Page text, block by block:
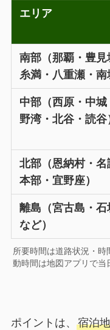
エリア
南部（那覇・豊見
糸満・八重瀬・南
中部（西原・中城
野湾・北谷・読谷
北部（恩納村・名
本部・宜野座）
離島（宮古島・石
など）
所要時間は道路状況・
動時間は地図アプリで当
ポイントは、 宿泊